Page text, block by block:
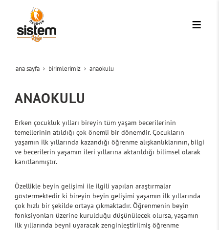
ana sayfa bi̇ri̇mleri̇mi̇z anaokulu
ANAOKULU
Erken çocukluk yılları bireyin tüm yaşam becerilerinin
temellerinin atıldığı çok önemli bir dönemdir. Çocukların
yaşamın ilk yıllarında kazandığı öğrenme alışkanlıklarının, bilgi
ve becerilerin yaşamın ileri yıllarına aktarıldığı bilimsel olarak
kanıtlanmıştır.
Özellikle beyin gelişimi ile ilgili yapılan araştırmalar
göstermektedir ki bireyin beyin gelişimi yaşamın ilk yıllarında
çok hızlı bir şekilde ortaya çıkmaktadır. Öğrenmenin beyin
fonksiyonları üzerine kurulduğu düşünülecek olursa, yaşamın
ilk yıllarında beyni uyaracak zenginleştirilmiş öğrenme